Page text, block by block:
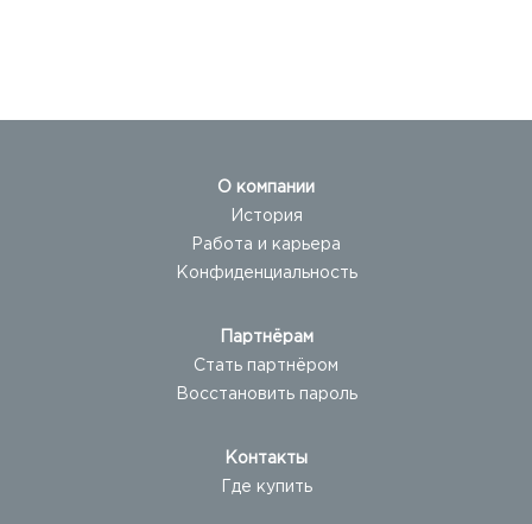
О компании
История
Работа и карьера
Конфиденциальность
Партнёрам
Стать партнёром
Восстановить пароль
Контакты
Где купить